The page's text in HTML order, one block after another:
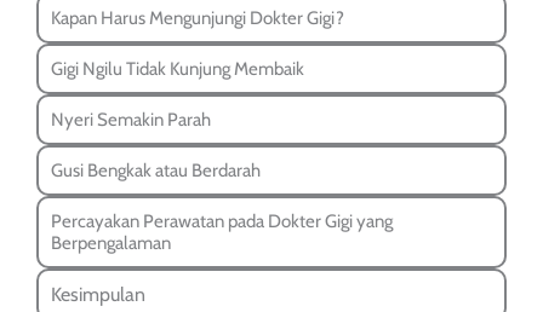
Kapan Harus Mengunjungi Dokter Gigi?
Gigi Ngilu Tidak Kunjung Membaik
Nyeri Semakin Parah
Gusi Bengkak atau Berdarah
Percayakan Perawatan pada Dokter Gigi yang
Berpengalaman
Kesimpulan